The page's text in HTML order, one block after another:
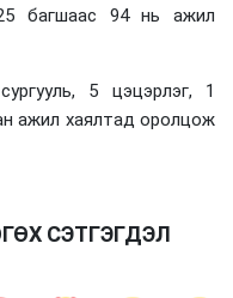
багшаас 94 нь ажил
5 цэцэрлэг, 1
ажил хаялтад оролцож
СЭТГЭГДЭЛ